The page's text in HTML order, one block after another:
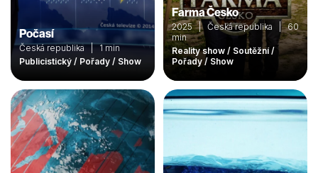
Počasí
Česká republika | 1 min
Publicistický / Pořady / Show
Farma Česko
2025 | Česká republika | 60
min
Reality show / Soutěžní /
Pořady / Show